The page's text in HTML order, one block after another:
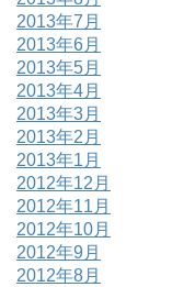
2013年7月
2013年6月
2013年5月
2013年4月
2013年3月
2013年2月
2013年1月
2012年12月
2012年11月
2012年10月
2012年9月
2012年8月